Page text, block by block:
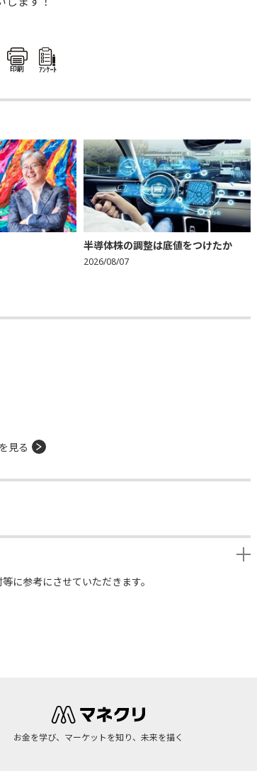
印刷 ｱﾝｹｰﾄ
半導体株の調整は底値をつけたか
2026/08/07
見る
に参考にさせていただきます。
お金を学び、マーケットを知り、未来を描く